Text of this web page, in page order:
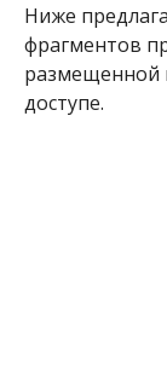
Ниже
фрагментов
размещенной
доступе.